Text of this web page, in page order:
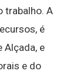
trabalho. A
é
Alçada, e
e do